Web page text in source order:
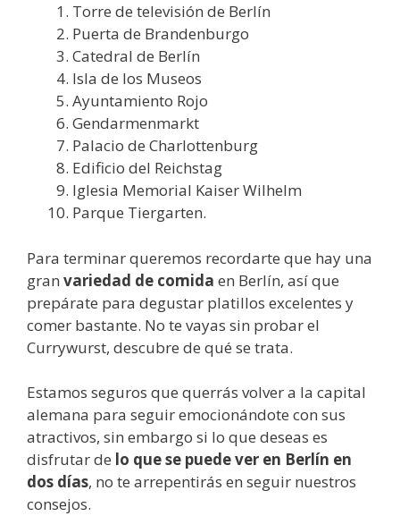
Torre de televisión de Berlín
Puerta de Brandenburgo
Catedral de Berlín
Isla de los Museos
Ayuntamiento Rojo
Gendarmenmarkt
Palacio de Charlottenburg
Edificio del Reichstag
Iglesia Memorial Kaiser Wilhelm
Parque Tiergarten.
Para terminar queremos recordarte que hay una
gran variedad de comida en Berlín, así que
prepárate para degustar platillos excelentes y
comer bastante. No te vayas sin probar el
Currywurst, descubre de qué se trata.
Estamos seguros que querrás volver a la capital
alemana para seguir emocionándote con sus
atractivos, sin embargo si lo que deseas es
disfrutar de lo que se puede ver en Berlín en
dos días, no te arrepentirás en seguir nuestros
consejos.